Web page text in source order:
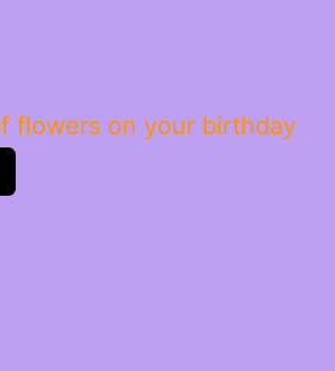
flowers on your birthday